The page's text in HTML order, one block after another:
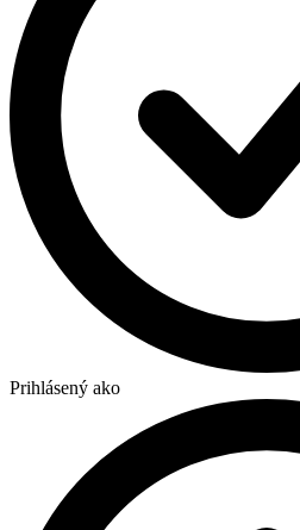
Prihlásený ako